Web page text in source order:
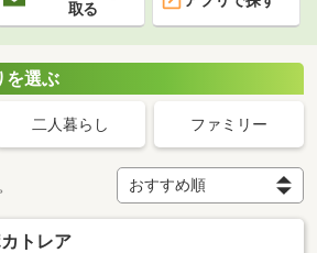
取る
を選ぶ
二人暮らし ファミリー
トレア